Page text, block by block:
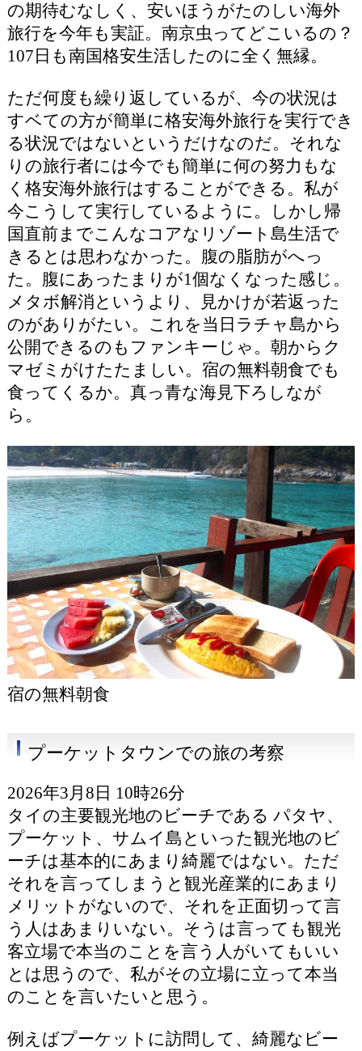
の期待むなしく、安いほうがたのしい海外
旅行を今年も実証。南京虫ってどこいるの？
107日も南国格安生活したのに全く無縁。
ただ何度も繰り返しているが、今の状況は
すベての方が簡単に格安海外旅行を実行でき
る状況ではないというだけなのだ。それな
りの旅行者には今でも簡単に何の努力もな
く格安海外旅行はすることができる。私が
今こうして実行しているように。しかし帰
国直前までこんなコアなリゾート島生活で
きるとは思わなかった。腹の脂肪がへっ
た。腹にあったまりが1個なくなった感じ。
メタボ解消というより、見かけが若返った
のがありがたい。これを当日ラチャ島から
公開できるのもファンキーじゃ。朝からク
マゼミがけたたましい。宿の無料朝食でも
食ってくるか。真っ青な海見下ろしなが
ら。
宿の無料朝食
プーケットタウンでの旅の考察
2026年3月8日 10時26分
タイの主要観光地のビーチである パタヤ、
プーケット、サムイ島といった観光地のビ
ーチは基本的にあまり綺麗ではない。ただ
それを言ってしまうと観光産業的にあまり
メリットがないので、それを正面切って言
う人はあまりいない。そうは言っても観光
客立場で本当のことを言う人がいてもいい
とは思うので、私がその立場に立って本当
のことを言いたいと思う。
例えばプーケットに訪問して、綺麗なビー